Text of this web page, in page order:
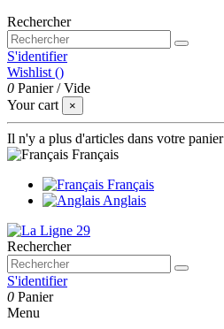
Rechercher
S'identifier
Wishlist ()
0 Panier /Vide
Your cart
×
Il n'y a plus d'articles dans votre panier
Français
Français
Anglais
Rechercher
S'identifier
0 Panier
Menu